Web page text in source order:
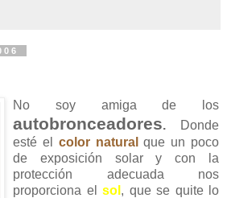
No soy amiga de los
autobronceadores. Donde
esté el color natural que un poco
de exposición solar y con la
protección adecuada nos
proporciona el sol , que se quite lo